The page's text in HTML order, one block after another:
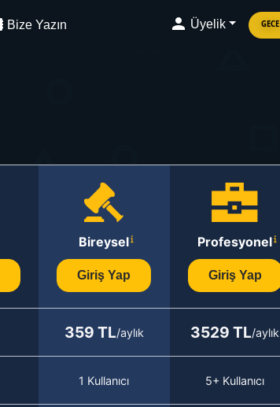
Bize Yazın Üyelik GECE
Bireysel
Giriş Yap
Profesyonel
Giriş Yap
359 TL/aylık 3529 TL/aylık
1 Kullanıcı 5+ Kullanıcı